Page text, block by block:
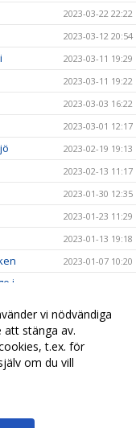
2023-03-22 22:22
2023-03-12 20:54
2023-03-11 19:29
2023-03-11 19:22
2023-03-03 16:22
2023-03-01 12:17
2023-02-19 19:13
2023-02-13 11:17
2023-01-30 12:35
2023-01-23 11:29
2023-01-13 19:18
2023-01-07 10:20
i
Sköld
2023-01-03 15:49
vi nödvändiga
att stänga av.
t.ex. för
om du vill